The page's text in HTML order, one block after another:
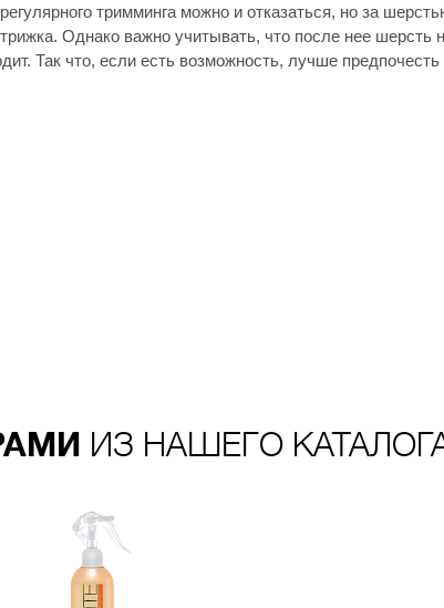
тримминга можно и отказаться, но за
Однако важно учитывать, что после нее шерсть
Так что, если есть возможность, лучше
ИЗ НАШЕГО